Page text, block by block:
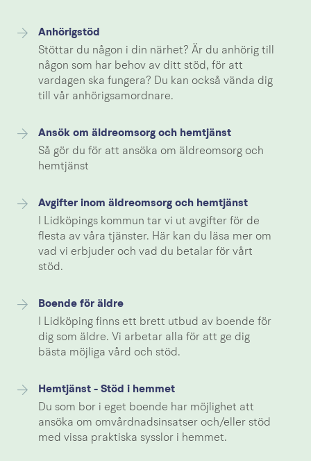
Anhörigstöd
Stöttar du någon i din närhet? Är du anhörig till
någon som har behov av ditt stöd, för att
vardagen ska fungera? Du kan också vända dig
till vår anhörigsamordnare.
Ansök om äldreomsorg och hemtjänst
Så gör du för att ansöka om äldreomsorg och
hemtjänst
Avgifter inom äldreomsorg och hemtjänst
I Lidköpings kommun tar vi ut avgifter för de
flesta av våra tjänster. Här kan du läsa mer om
vad vi erbjuder och vad du betalar för vårt
stöd.
Boende för äldre
I Lidköping finns ett brett utbud av boende för
dig som äldre. Vi arbetar alla för att ge dig
bästa möjliga vård och stöd.
Hemtjänst - Stöd i hemmet
Du som bor i eget boende har möjlighet att
ansöka om omvårdnadsinsatser och/eller stöd
med vissa praktiska sysslor i hemmet.